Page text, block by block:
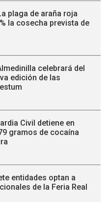
plaga de araña roja
la cosecha prevista de
celebrará del
edición de las
Civil detiene en
gramos de cocaína
entidades optan a
de la Feria Real